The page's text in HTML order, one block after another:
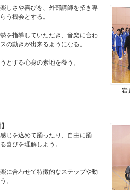
しさや喜びを、外部講師を招き専
う機会とする。
を指導していただき、音楽に合わ
の動きが出来るようになる。
とする心身の素地を養う。
じを込めて踊ったり、自由に踊
喜びを理解しよう。
に合わせて特徴的なステップや動
。